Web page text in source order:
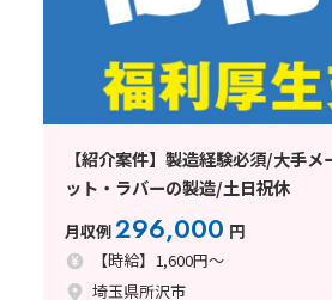
【紹介案件】製造経験必須/大手
ット・ラバーの製造/土日祝休
月収例296,000 円
【時給】1,600円～
埼玉県所沢市